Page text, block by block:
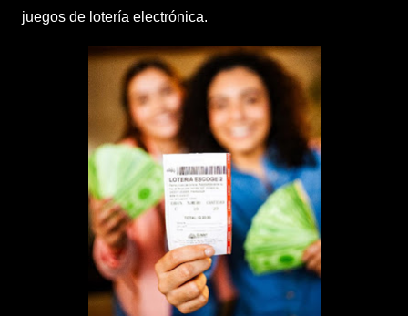
juegos de lotería electrónica.